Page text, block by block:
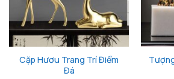
Cặp Hươu Trang Trí Điểm
Đá